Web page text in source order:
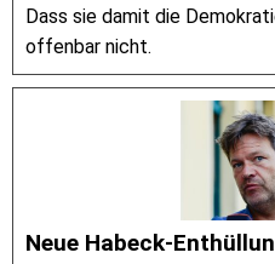
Dass sie damit die
offenbar nicht.
Neue Habeck-